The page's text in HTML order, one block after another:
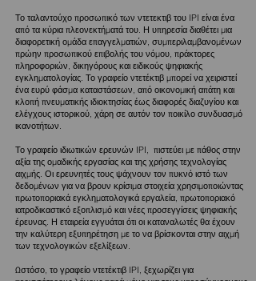
Το ταλαντούχο προσωπικό των ντετεκτιβ του IPI είναι ένα
από τα κύρια πλεονεκτήματά του. Η υπηρεσία διαθέτει μια
διαφορετική ομάδα επαγγελματιών, συμπεριλαμβανομένων
πρώην προσωπικού επιβολής του νόμου, πράκτορες
πληροφοριών, δικηγόρους και ειδικούς ψηφιακής
εγκληματολογίας. Το γραφείο ντετέκτιβ μπορεί να χειριστεί
ένα ευρύ φάσμα καταστάσεων, από οικονομική απάτη και
κλοπή πνευματικής ιδιοκτησίας έως διαφορές διαζυγίου και
ελέγχους ιστορικού, χάρη σε αυτόν τον ποικίλο συνδυασμό
ικανοτήτων.
Το γραφείο ιδιωτικών ερευνών IPI, πιστεύει με πάθος στην
αξία της ομαδικής εργασίας και της χρήσης τεχνολογίας
αιχμής. Οι ερευνητές τους ψάχνουν τον πυκνό ιστό των
δεδομένων για να βρουν κρίσιμα στοιχεία χρησιμοποιώντας
πρωτοποριακά εγκληματολογικά εργαλεία, πρωτοποριακό
ιατροδικαστικό εξοπλισμό και νέες προσεγγίσεις ψηφιακής
έρευνας. Η εταιρεία εγγυάται ότι οι καταναλωτές θα έχουν
την καλύτερη εξυπηρέτηση με το να βρίσκονται στην αιχμή
των τεχνολογικών εξελίξεων.
Ωστόσο, το γραφείο ντετέκτιβ IPI, ξεχωρίζει για